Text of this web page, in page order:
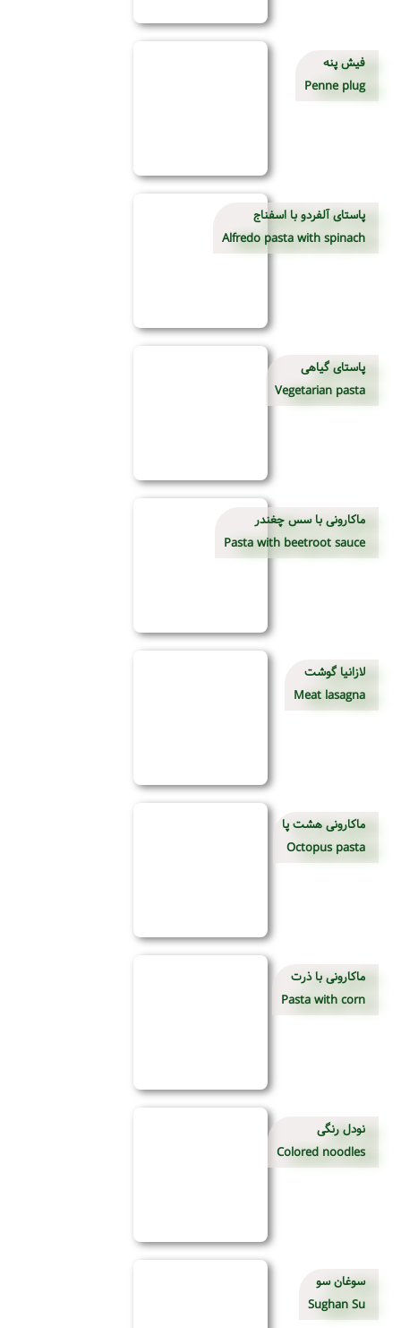
فیش پنه
Penne plug
پاستای آلفردو با اسفناج
Alfredo pasta with spinach
پاستای گیاهی
Vegetarian pasta
ماکارونی با سس چغندر
Pasta with beetroot sauce
لازانیا گوشت
Meat lasagna
ماکارونی هشت پا
Octopus pasta
ماکارونی با ذرت
Pasta with corn
نودل رنگی
Colored noodles
سوغان سو
Sughan Su